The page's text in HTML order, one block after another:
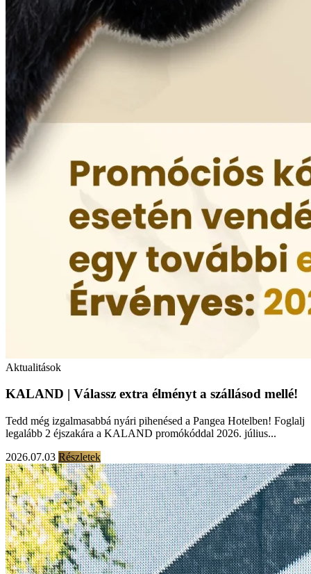
Aktualitások
KALAND | Válassz extra élményt a szállásod mellé!
Tedd még izgalmasabbá nyári pihenésed a Pangea Hotelben! Foglalj
legalább 2 éjszakára a KALAND promókóddal 2026. július...
2026.07.03 Részletek